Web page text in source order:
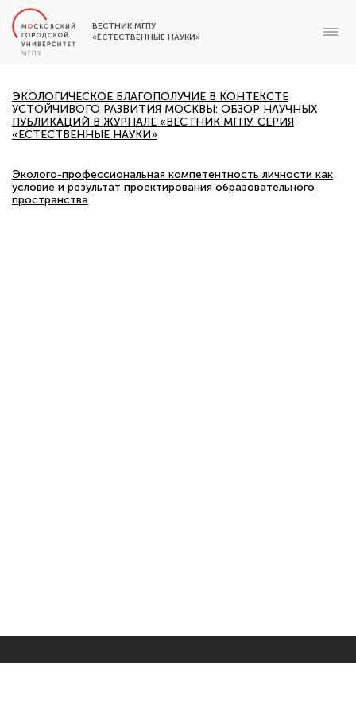
ВЕСТНИК МГПУ
«ЕСТЕСТВЕННЫЕ НАУКИ»
ЭКОЛОГИЧЕСКОЕ БЛАГОПОЛУЧИЕ В КОНТЕКСТЕ
УСТОЙЧИВОГО РАЗВИТИЯ МОСКВЫ: ОБЗОР НАУЧНЫХ
ПУБЛИКАЦИЙ В ЖУРНАЛЕ «ВЕСТНИК МГПУ. СЕРИЯ
«ЕСТЕСТВЕННЫЕ НАУКИ»
Эколого-профессиональная компетентность личности как
условие и результат проектирования образовательного
пространства